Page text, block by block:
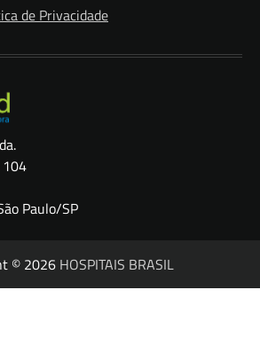
de Privacidade
104
Paulo/SP
© 2026 HOSPITAIS BRASIL